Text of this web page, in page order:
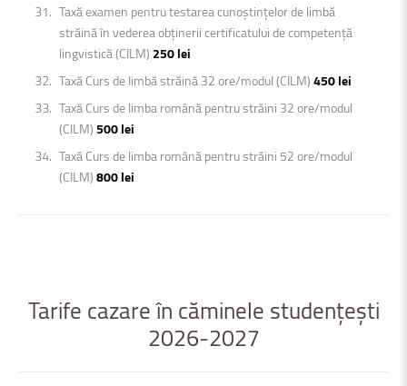
Taxă examen pentru testarea cunoștințelor de limbă
străină în vederea obținerii certificatului de competență
lingvistică (CILM)250 lei
Taxă Curs de limbă străină 32 ore/modul (CILM)450 lei
Taxă Curs de limba română pentru străini 32 ore/modul
(CILM)500 lei
Taxă Curs de limba română pentru străini 52 ore/modul
(CILM)800 lei
Tarife cazareîn căminele studențești
2026-2027